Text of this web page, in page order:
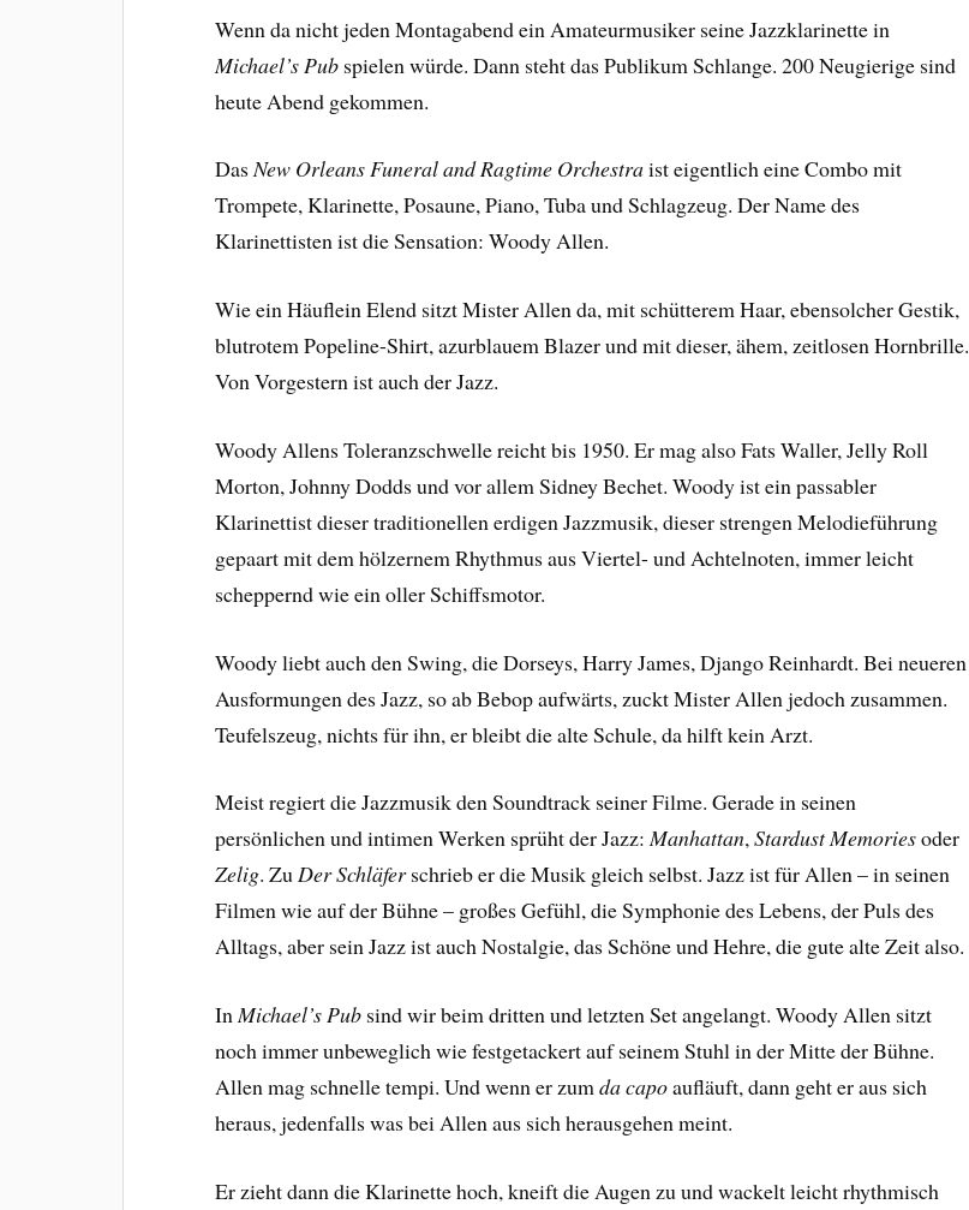
Wenn da nicht jeden Montagabend ein Amateurmusiker seine Jazzklarinette in
Michael’s Pub spielen würde. Dann steht das Publikum Schlange. 200 Neugierige sind
heute Abend gekommen.
DasNew Orleans Funeral and Ragtime Orchestraist eigentlich eine Combo mit
Trompete, Klarinette, Posaune, Piano, Tuba und Schlagzeug. Der Name des
Klarinettisten ist die Sensation: Woody Allen.
Wie ein Häuflein Elend sitzt Mister Allen da, mit schütterem Haar, ebensolcher Gestik,
blutrotem Popeline-Shirt, azurblauem Blazer und mit dieser, ähem, zeitlosen Hornbrille.
Von Vorgestern ist auch der Jazz.
Woody Allens Toleranzschwelle reicht bis 1950. Er mag also Fats Waller, Jelly Roll
Morton, Johnny Dodds und vor allem Sidney Bechet. Woody ist ein passabler
Klarinettist dieser traditionellen erdigen Jazzmusik, dieser strengen Melodieführung
gepaart mit dem hölzernem Rhythmus aus Viertel- und Achtelnoten, immer leicht
scheppernd wie ein oller Schiffsmotor.
Woody liebt auch den Swing, die Dorseys, Harry James, Django Reinhardt. Bei neueren
Ausformungen des Jazz, so ab Bebop aufwärts, zuckt Mister Allen jedoch zusammen.
Teufelszeug, nichts für ihn, er bleibt die alte Schule, da hilft kein Arzt.
Meist regiert die Jazzmusik den Soundtrack seiner Filme. Gerade in seinen
persönlichen und intimen Werken sprüht der Jazz:Manhattan,Stardust Memoriesoder
Zelig. ZuDer Schläferschrieb er die Musik gleich selbst. Jazz ist für Allen – in seinen
Filmen wie auf der Bühne – großes Gefühl, die Symphonie des Lebens, der Puls des
Alltags, aber sein Jazz ist auch Nostalgie, das Schöne und Hehre, die gute alte Zeit also.
InMichael’s Pub sind wir beim dritten und letzten Set angelangt. Woody Allen sitzt
noch immer unbeweglich wie festgetackert auf seinem Stuhl in der Mitte der Bühne.
Allen mag schnelle tempi. Und wenn er zumda capoaufläuft, dann geht er aus sich
heraus, jedenfalls was bei Allen aus sich herausgehen meint.
Er zieht dann die Klarinette hoch, kneift die Augen zu und wackelt leicht rhythmisch